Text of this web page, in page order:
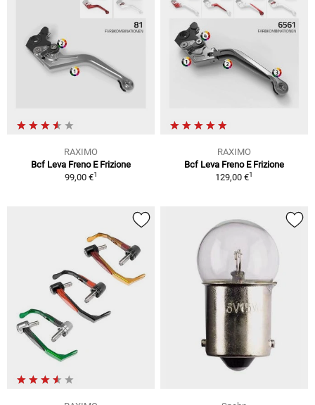
RAXIMO
Bcf Leva Freno E Frizione
99,00 €1
RAXIMO
Bcf Leva Freno E Frizione
129,00 €1